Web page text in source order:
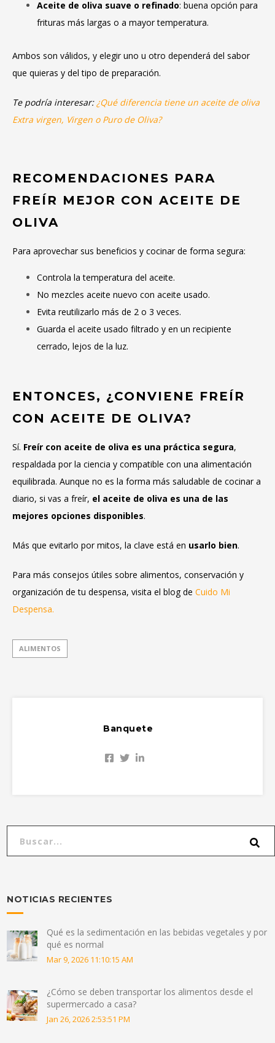
Aceite de oliva suave o refinado: buena opción para
frituras más largas o a mayor temperatura.
Ambos son válidos, y elegir uno u otro dependerá del sabor
que quieras y del tipo de preparación.
Te podría interesar: ¿Qué diferencia tiene un aceite de oliva
Extra virgen, Virgen o Puro de Oliva?
RECOMENDACIONES PARA
FREÍR MEJOR CON ACEITE DE
OLIVA
Para aprovechar sus beneficios y cocinar de forma segura:
Controla la temperatura del aceite.
No mezcles aceite nuevo con aceite usado.
Evita reutilizarlo más de 2 o 3 veces.
Guarda el aceite usado filtrado y en un recipiente
cerrado, lejos de la luz.
ENTONCES, ¿CONVIENE FREÍR
CON ACEITE DE OLIVA?
Sí. Freír con aceite de oliva es una práctica segura,
respaldada por la ciencia y compatible con una alimentación
equilibrada. Aunque no es la forma más saludable de cocinar a
diario, si vas a freír, el aceite de oliva es una de las
mejores opciones disponibles.
Más que evitarlo por mitos, la clave está en usarlo bien.
Para más consejos útiles sobre alimentos, conservación y
organización de tu despensa, visita el blog de Cuido Mi
Despensa.
ALIMENTOS
Banquete
NOTICIAS RECIENTES
Qué es la sedimentación en las bebidas vegetales y por
qué es normal
Mar 9, 2026 11:10:15 AM
¿Cómo se deben transportar los alimentos desde el
supermercado a casa?
Jan 26, 2026 2:53:51 PM